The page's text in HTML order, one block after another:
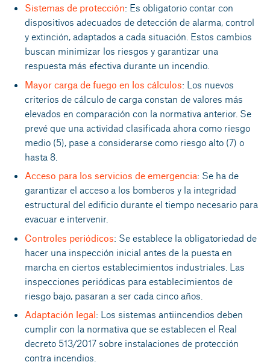
Sistemas de protección: Es obligatorio contar con
dispositivos adecuados de detección de alarma, control
y extinción, adaptados a cada situación. Estos cambios
buscan minimizar los riesgos y garantizar una
respuesta más efectiva durante un incendio.
Mayor carga de fuego en los cálculos: Los nuevos
criterios de cálculo de carga constan de valores más
elevados en comparación con la normativa anterior. Se
prevé que una actividad clasificada ahora como riesgo
medio (5), pase a considerarse como riesgo alto (7) o
hasta 8.
Acceso para los servicios de emergencia: Se ha de
garantizar el acceso a los bomberos y la integridad
estructural del edificio durante el tiempo necesario para
evacuar e intervenir.
Controles periódicos: Se establece la obligatoriedad de
hacer una inspección inicial antes de la puesta en
marcha en ciertos establecimientos industriales. Las
inspecciones periódicas para establecimientos de
riesgo bajo, pasaran a ser cada cinco años.
Adaptación legal: Los sistemas antiincendios deben
cumplir con la normativa que se establecen el Real
decreto 513/2017 sobre instalaciones de protección
contra incendios.